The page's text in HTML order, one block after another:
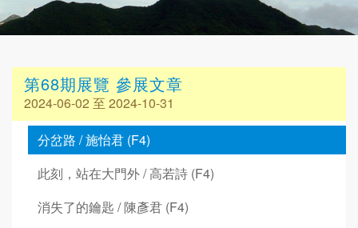
第68期展覽 參展文章
2024-06-02 至 2024-10-31
分岔路 / 施怡君 (F4)
此刻，站在大門外 / 高若詩 (F4)
消失了的鑰匙 / 陳彥君 (F4)